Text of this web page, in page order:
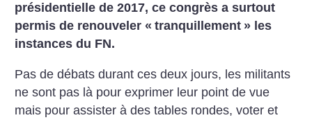
présidentielle de 2017, ce congrès a surtout
permis de renouveler « tranquillement » les
instances du FN.
Pas de débats durant ces deux jours, les militants
ne sont pas là pour exprimer leur point de vue
mais pour assister à des tables rondes, voter et